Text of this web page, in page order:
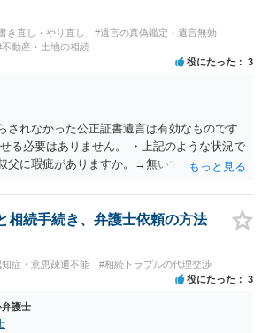
き直し・やり直し
#遺言の真偽鑑定・遺言無効
不動産・土地の相続
役にたった 3
されなかった公正証書遺言は有効なものです
る必要はありません。 ・上記のような状況で
父に瑕疵がありますか。→無いです。 ・分割
決められますので、どこが妥当とは言えない
りません。 ・できれば穏やかに、分割を拒否
→分割を拒否するということは、遺産はいら
か。遺言で、受取を指定されててもいらない
す。理由を説明する必要はありません。
相続手続き、弁護士依頼の方法
知症・意思疎通不能 #相続トラブルの代理交渉
役にたった 3
護士